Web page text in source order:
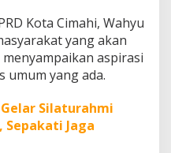
Kota Cimahi, Wahyu
yang akan
aspirasi
umum yang ada.
Silaturahmi
Sepakati Jaga